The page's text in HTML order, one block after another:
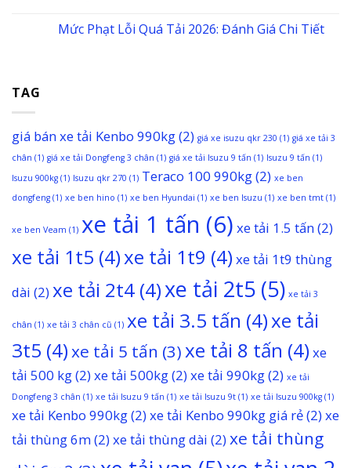
Mức Phạt Lỗi Quá Tải 2026: Đánh Giá Chi Tiết
TAG
giá bán xe tải Kenbo 990kg(2) giá xe isuzu qkr 230 (1) giá xe tải 3
chân (1) giá xe tải Dongfeng 3 chân (1) giá xe tải Isuzu 9 tấn (1) Isuzu 9 tấn (1)
Isuzu 900kg (1) Isuzu qkr 270 (1) Teraco 100 990kg(2) xe ben
dongfeng (1) xe ben hino (1) xe ben Hyundai (1) xe ben Isuzu (1) xe ben tmt (1)
xe ben Veam (1) xe tải 1 tấn (6) xe tải 1.5 tấn(2)
xe tải 1t5 (4)xe tải 1t9 (4) xe tải 1t9 thùng
dài (2) xe tải 2t4 (4)xe tải 2t5 (5) xe tải 3
chân (1) xe tải 3 chân cũ (1) xe tải 3.5 tấn (4)xe tải
3t5 (4)xe tải 5 tấn (3)xe tải 8 tấn (4) xe
tải 500 kg(2) xe tải 500kg(2) xe tải 990kg(2) xe tải
Dongfeng 3 chân (1) xe tải Isuzu 9 tấn (1) xe tải Isuzu 9t (1) xe tải Isuzu 900kg (1)
xe tải Kenbo 990kg(2) xe tải Kenbo 990kg giá rẻ(2) xe
tải thùng 6m(2) xe tải thùng dài (2) xe tải thùng